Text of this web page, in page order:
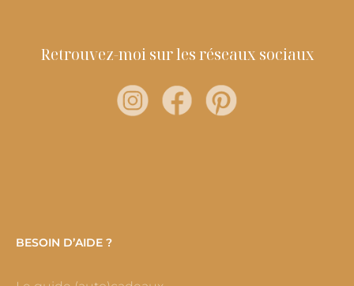
Retrouvez-moi sur les réseaux sociaux
BESOIN D’AIDE ?